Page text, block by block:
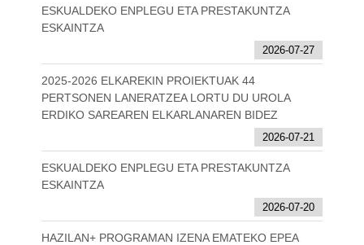
ESKUALDEKO ENPLEGU ETA PRESTAKUNTZA
ESKAINTZA
2026-07-27
2025-2026 ELKAREKIN PROIEKTUAK 44
PERTSONEN LANERATZEA LORTU DU UROLA
ERDIKO SAREAREN ELKARLANAREN BIDEZ
2026-07-21
ESKUALDEKO ENPLEGU ETA PRESTAKUNTZA
ESKAINTZA
2026-07-20
HAZILAN+ PROGRAMAN IZENA EMATEKO EPEA